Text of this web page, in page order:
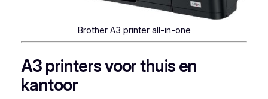
Brother A3 printer all-in-one
A3 printers voor thuis en
kantoor